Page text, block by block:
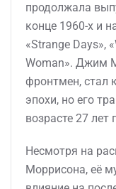
продолжала
конце 1960-х и
«Strange Days»,
Woman». Джим
фронтмен, стал
эпохи, но его
возрасте 27 лет
Несмотря на
Моррисона, её